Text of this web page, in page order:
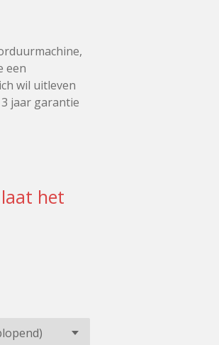
een
wil uitleven
jaar garantie
het